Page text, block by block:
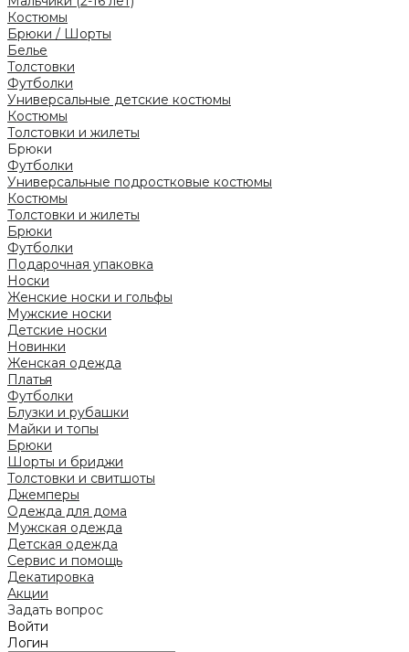
Костюмы
Брюки / Шорты
Белье
Толстовки
Футболки
Универсальные детские костюмы
Костюмы
Толстовки и жилеты
Брюки
Футболки
Универсальные подростковые костюмы
Костюмы
Толстовки и жилеты
Брюки
Футболки
Подарочная упаковка
Носки
Женские носки и гольфы
Мужские носки
Детские носки
Новинки
Женская одежда
Платья
Футболки
Блузки и рубашки
Майки и топы
Брюки
Шорты и бриджи
Толстовки и свитшоты
Джемперы
Одежда для дома
Мужская одежда
Детская одежда
Сервис и помощь
Декатировка
Акции
Задать вопрос
Войти
Логин